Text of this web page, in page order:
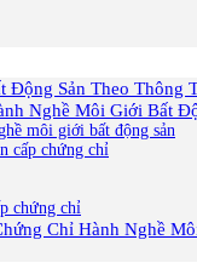
Sản Theo Thông
Nghề Môi Giới Bất
môi giới bất động sản
cấp chứng chỉ
chứng chỉ
Chỉ Hành Nghề